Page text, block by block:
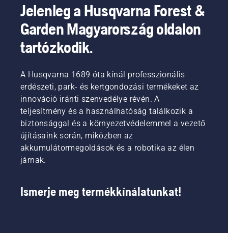
Jelenleg a Husqvarna Forest &
Garden Magyarország oldalon
tartózkodik.
A Husqvarna 1689 óta kínál professzionális
erdészeti, park- és kertgondozási termékeket az
innováció iránti szenvedélye révén. A
teljesítmény és a használhatóság találkozik a
biztonsággal és a környezetvédelemmel a vezető
újításaink során, miközben az
akkumulátormegoldások és a robotika az élen
járnak.
Ismerje meg termékkínálatunkat!